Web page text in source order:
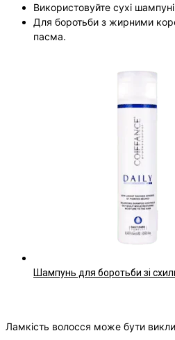
Використовуйте сухі
Для боротьби з жирними
пасма.
Шампунь для боротьби зі
Ламкість волосся може бути